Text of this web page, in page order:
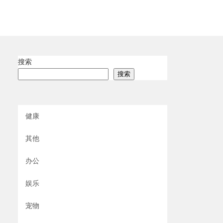
搜索
搜索
健康
其他
办公
娱乐
宠物